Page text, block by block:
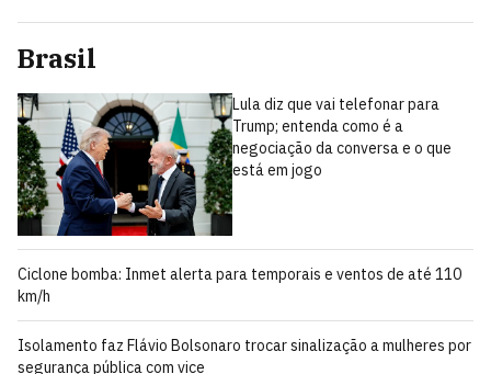
Brasil
Lula diz que vai telefonar para
Trump; entenda como é a
negociação da conversa e o que
está em jogo
Ciclone bomba: Inmet alerta para temporais e ventos de até 110
km/h
Isolamento faz Flávio Bolsonaro trocar sinalização a mulheres por
segurança pública com vice